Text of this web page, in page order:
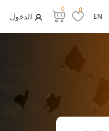
EN
0
0
الدخول